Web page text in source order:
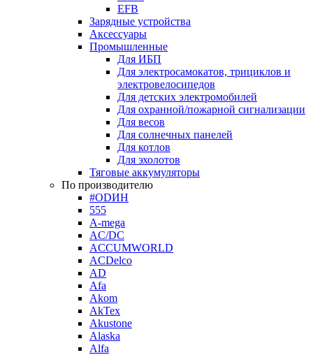
EFB
Зарядные устройства
Аксессуары
Промышленные
Для ИБП
Для электросамокатов, трициклов и
электровелосипедов
Для детских электромобилей
Для охранной/пожарной сигнализации
Для весов
Для солнечных панелей
Для котлов
Для эхолотов
Тяговые аккумуляторы
По производителю
#ODИН
555
A-mega
AC/DC
ACCUMWORLD
ACDelco
AD
Afa
Akom
AkTex
Akustone
Alaska
Alfa